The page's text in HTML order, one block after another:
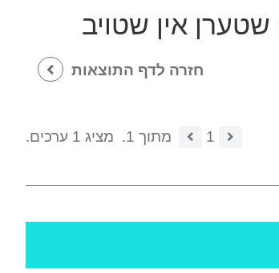
שטערן אין שטויב
חזרה לדף התוצאות
1 מתוך 1.
מציג 1 ערכים.